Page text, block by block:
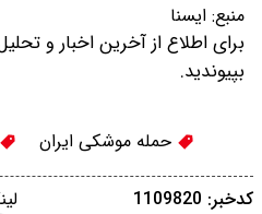
منبع: ایسنا
برای اطلاع از آخرین اخبار و
بپیوندید.
حمله موشکی ایران
کدخبر: 1109820